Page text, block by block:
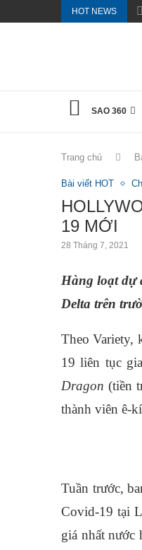
HOT NEWS
SAO 360
Trang chủ
Bài viết HOT
19 MỚI
28 Tháng 7, 2021
Hàng loạt dự
Delta trên
Theo Variety,
19 liên tục
Dragon (tiền
thành viên ê-
Tuần trước,
Covid-19 tại
giá nhất nước